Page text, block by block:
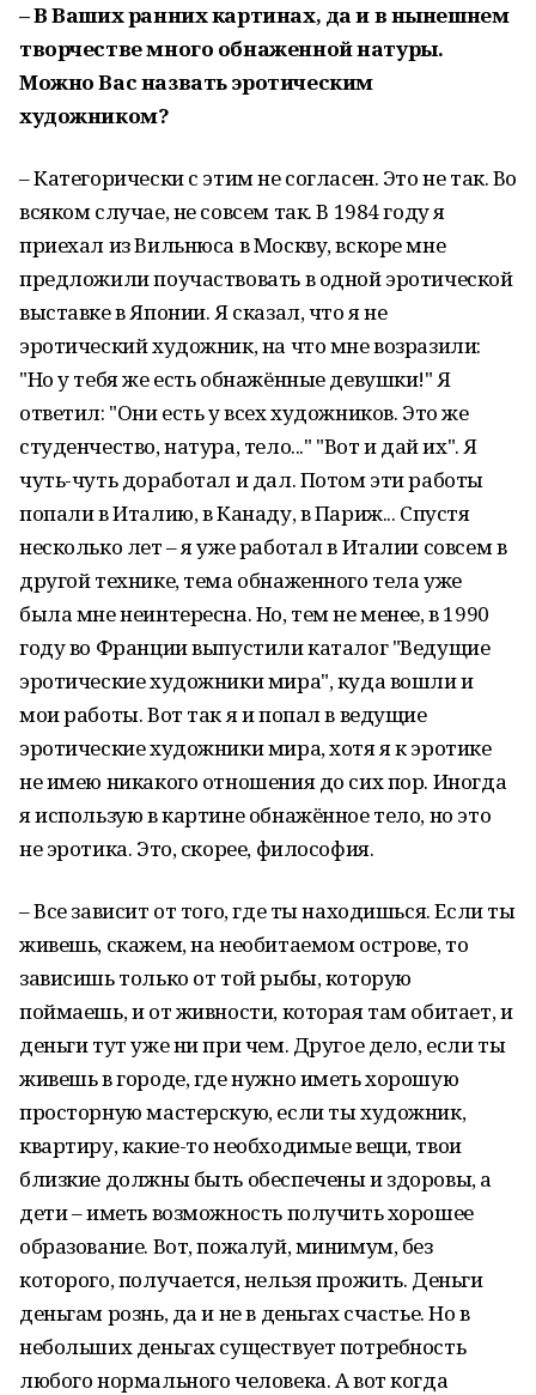
– В Ваших ранних картинах, да и в нынешнем
творчестве много обнаженной натуры.
Можно Вас назвать эротическим
художником?
– Категорически с этим не согласен. Это не так. Во
всяком случае, не совсем так. В 1984 году я
приехал из Вильнюса в Москву, вскоре мне
предложили поучаствовать в одной эротической
выставке в Японии. Я сказал, что я не
эротический художник, на что мне возразили:
"Но у тебя же есть обнажённые девушки!" Я
ответил: "Они есть у всех художников. Это же
студенчество, натура, тело..." "Вот и дай их". Я
чуть-чуть доработал и дал. Потом эти работы
попали в Италию, в Канаду, в Париж... Спустя
несколько лет – я уже работал в Италии совсем в
другой технике, тема обнаженного тела уже
была мне неинтересна. Но, тем не менее, в 1990
году во Франции выпустили каталог "Ведущие
эротические художники мира", куда вошли и
мои работы. Вот так я и попал в ведущие
эротические художники мира, хотя я к эротике
не имею никакого отношения до сих пор. Иногда
я использую в картине обнажённое тело, но это
не эротика. Это, скорее, философия.
– Все зависит от того, где ты находишься. Если ты
живешь, скажем, на необитаемом острове, то
зависишь только от той рыбы, которую
поймаешь, и от живности, которая там обитает, и
деньги тут уже ни при чем. Другое дело, если ты
живешь в городе, где нужно иметь хорошую
просторную мастерскую, если ты художник,
квартиру, какие-то необходимые вещи, твои
близкие должны быть обеспечены и здоровы, а
дети – иметь возможность получить хорошее
образование. Вот, пожалуй, минимум, без
которого, получается, нельзя прожить. Деньги
деньгам рознь, да и не в деньгах счастье. Но в
небольших деньгах существует потребность
любого нормального человека. А вот когда